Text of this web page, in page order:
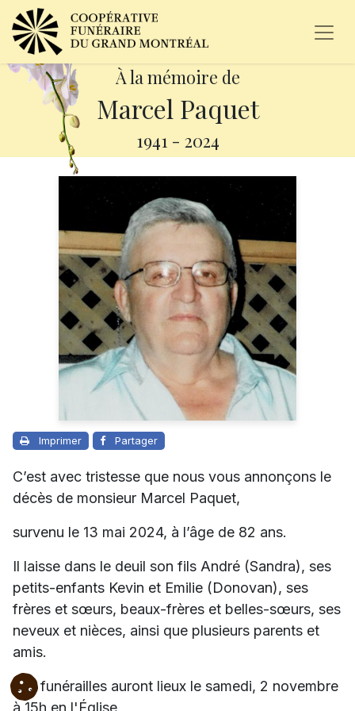
À la mémoire de
Marcel Paquet
1941 - 2024
Imprimer Partager
C’est avec tristesse que nous vous annonçons le
décès de monsieur Marcel Paquet,
survenu le 13 mai 2024, à l’âge de 82 ans.
Il laisse dans le deuil son fils André (Sandra), ses
petits-enfants Kevin et Emilie (Donovan), ses
frères et sœurs, beaux-frères et belles-sœurs, ses
neveux et nièces, ainsi que plusieurs parents et
amis.
Les funérailles auront lieux le samedi, 2 novembre